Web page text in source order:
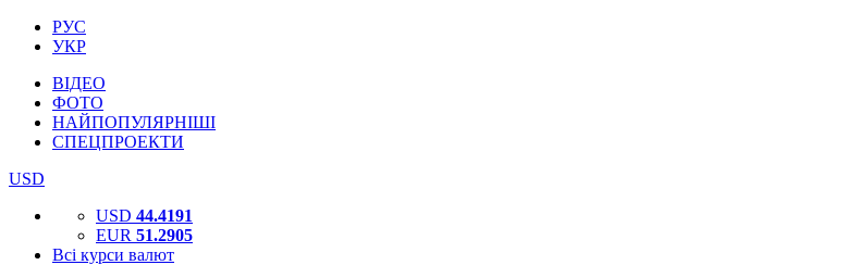
РУС
УКР
ВІДЕО
ФОТО
НАЙПОПУЛЯРНІШІ
СПЕЦПРОЕКТИ
USD
USD 44.4191
EUR 51.2905
Всі курси валют